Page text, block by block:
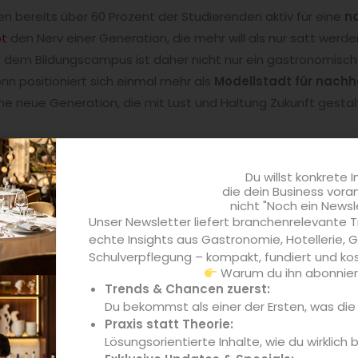
bereits über 60 Prozent der Studierenden aktiv für eine
den Nerv einer Generation, die mehr will als nur satt
Bildungscampus ist daher nicht nur ein
positioniert sich einmal mehr als Modellstadt für
neue Generation, die mit Lust und Haltung Zukunft
als Blaupause: Wie
Du willst konkrete
die dein Business
nicht "Noch ein
Unser Newsletter liefert branchenrelevante
echte Insights aus Gastronomie, Hotellerie,
Schulverpflegung – kompakt, fundiert und
Warum du ihn
Trends & Chancen zuerst:
Du bekommst als einer der Ersten, was
Praxis statt Theorie:
Lösungsorientierte Inhalte, wie du wirklich